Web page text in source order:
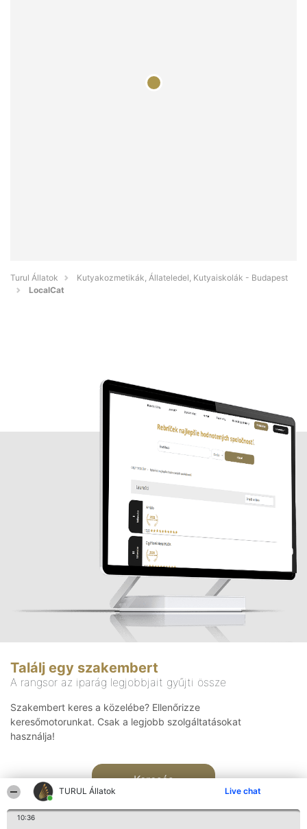
TURUL Állatok Live chat
10:36
Turul Állatok
Kutyakozmetikák, Állateledel, Kutyaiskolák - Budapest
LocalCat
Találj egy szakembert
A rangsor az iparág legjobbjait gyűjti össze
Szakembert keres a közelébe? Ellenőrizze
keresőmotorunkat. Csak a legjobb szolgáltatásokat
használja!
Keresés